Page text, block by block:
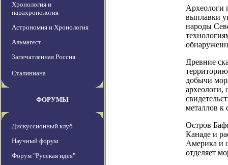
Хронология и
парахронология
Астрономия и Хронология
Альмагест
Запечатленная Россия
Сталиниана
ФОРУМЫ
Дискуссионный клуб
Научный форум
Форум "Русская идея"
Археологи
выплавки
народы
Древние
добычи
археологи,
металлов к
Остров
Канаде и
Америка и
отделяет